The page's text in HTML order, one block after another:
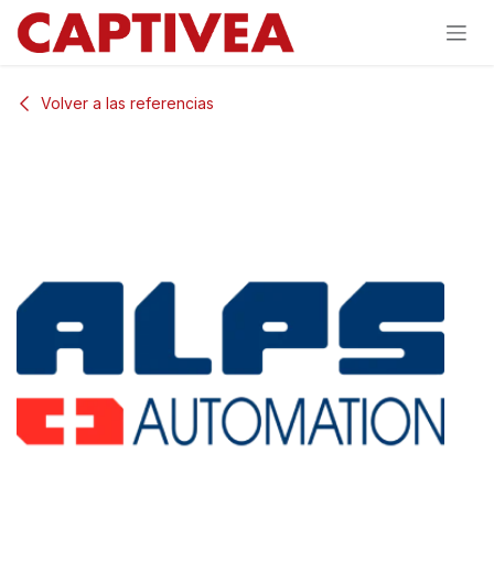
Ir al contenido
Volver a las referencias